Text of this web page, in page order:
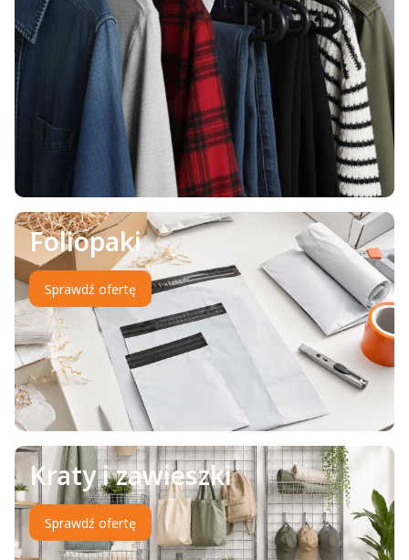
Foliopaki
Sprawdź ofertę
Kraty i zawieszki
Sprawdź ofertę